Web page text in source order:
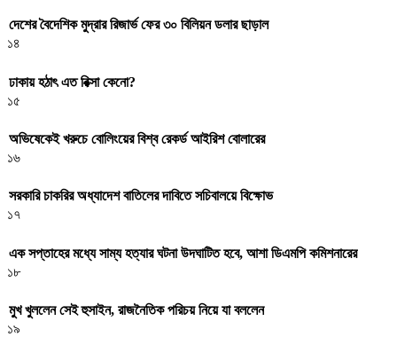
দেশের বৈদেশিক মুদ্রার রিজার্ভ ফের ৩০ বিলিয়ন ডলার ছাড়াল
১৪
ঢাকায় হঠাৎ এত রিক্সা কেনো?
১৫
অভিষেকেই খরুচে বোলিংয়ের বিশ্ব রেকর্ড আইরিশ বোলারের
১৬
সরকারি চাকরির অধ্যাদেশ বাতিলের দাবিতে সচিবালয়ে বিক্ষোভ
১৭
এক সপ্তাহের মধ্যে সাম্য হত্যার ঘটনা উদঘাটিত হবে, আশা ডিএমপি কমিশনারের
১৮
মুখ খুললেন সেই হুসাইন, রাজনৈতিক পরিচয় নিয়ে যা বললেন
১৯